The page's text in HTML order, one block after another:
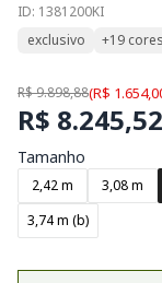
ID: 1381200KI
exclusivo
+19 cores
R$ 9.898,88(R$
R$ 8.245,52
Tamanho
2,42 m 3,08 m
3,74 m (b)